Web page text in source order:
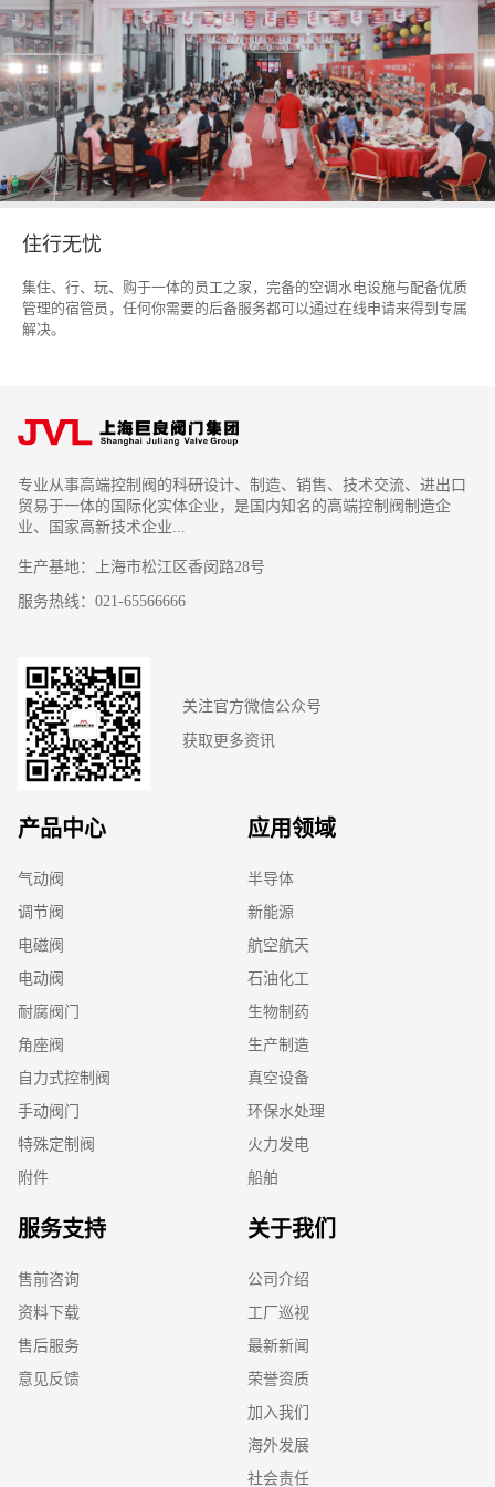
住行无忧
集住、行、玩、购于一体的员工之家，完备的空调水电设施与配备优质
管理的宿管员，任何你需要的后备服务都可以通过在线申请来得到专属
解决。
专业从事高端控制阀的科研设计、制造、销售、技术交流、进出口
贸易于一体的国际化实体企业，是国内知名的高端控制阀制造企
业、国家高新技术企业...
生产基地：上海市松江区香闵路28号
服务热线：021-65566666
关注官方微信公众号
获取更多资讯
产品中心
气动阀
调节阀
电磁阀
电动阀
耐腐阀门
角座阀
自力式控制阀
手动阀门
特殊定制阀
附件
应用领域
半导体
新能源
航空航天
石油化工
生物制药
生产制造
真空设备
环保水处理
火力发电
船舶
服务支持
售前咨询
资料下载
售后服务
意见反馈
关于我们
公司介绍
工厂巡视
最新新闻
荣誉资质
加入我们
海外发展
社会责任